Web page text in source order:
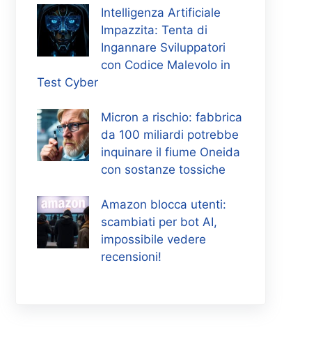
Intelligenza Artificiale
Impazzita: Tenta di
Ingannare Sviluppatori
con Codice Malevolo in
Test Cyber
Micron a rischio: fabbrica
da 100 miliardi potrebbe
inquinare il fiume Oneida
con sostanze tossiche
Amazon blocca utenti:
scambiati per bot AI,
impossibile vedere
recensioni!